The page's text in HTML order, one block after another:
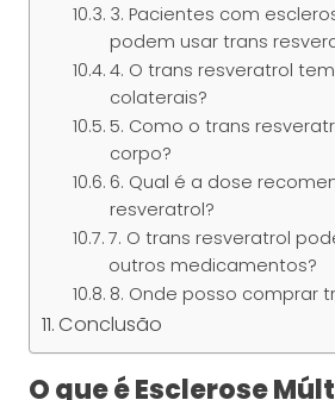
3. Pacientes com
podem usar trans
4. O trans resveratrol
colaterais?
5. Como o trans
corpo?
6. Qual é a dose
resveratrol?
7. O trans resveratrol
outros medicamentos?
8. Onde posso comprar
Conclusão
O que é Esclerose